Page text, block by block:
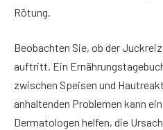
Rötung.
Beobachten Sie, ob der
auftritt. Ein
zwischen Speisen und
anhaltenden Problemen kann
Dermatologen helfen, die